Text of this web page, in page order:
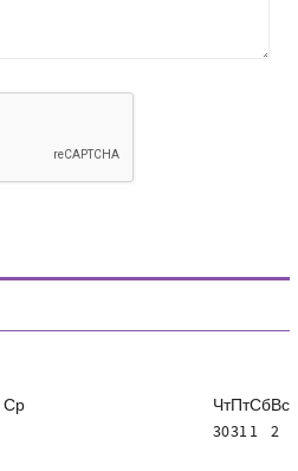
Ср ЧтПтСбВс
30311 2